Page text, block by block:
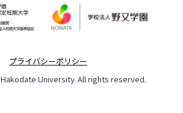
プライバシーポリシー
Hakodate University. All rights reserved.